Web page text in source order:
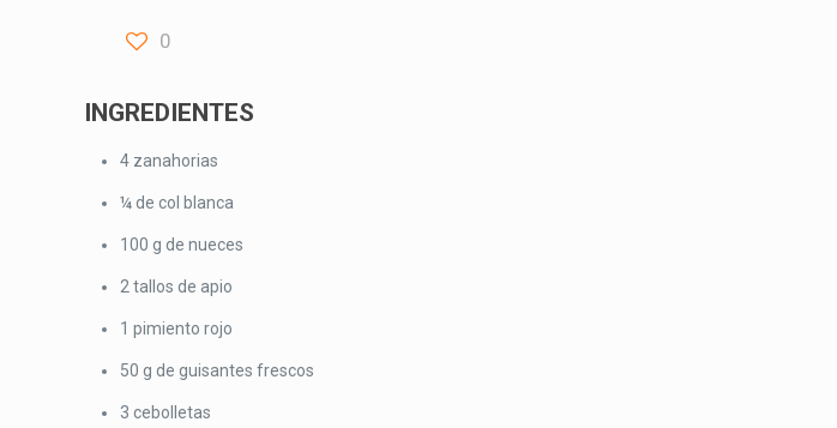
0
INGREDIENTES
4 zanahorias
¼ de col blanca
100 g de nueces
2 tallos de apio
1 pimiento rojo
50 g de guisantes frescos
3 cebolletas